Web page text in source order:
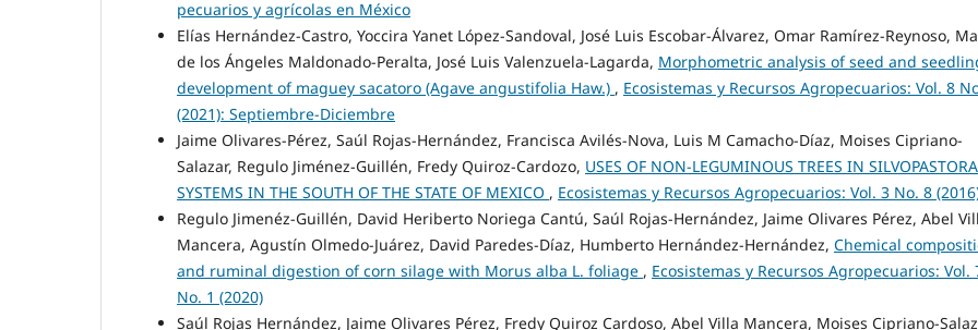
pecuarios y agrícolas en México
Elías Hernández-Castro, Yoccira Yanet López-Sandoval, José Luis Escobar-Álvarez, Omar Ramírez-Reynoso,
de los Ángeles Maldonado-Peralta, José Luis Valenzuela-Lagarda, Morphometric analysis of seed and
development of maguey sacatoro (Agave angustifolia Haw.) , Ecosistemas y Recursos Agropecuarios: Vol. 8
(2021): Septiembre-Diciembre
Jaime Olivares-Pérez, Saúl Rojas-Hernández, Francisca Avilés-Nova, Luis M Camacho-Díaz, Moises Cipriano-
Salazar, Regulo Jiménez-Guillén, Fredy Quiroz-Cardozo, USES OF NON-LEGUMINOUS TREES IN
SYSTEMS IN THE SOUTH OF THE STATE OF MEXICO , Ecosistemas y Recursos Agropecuarios: Vol. 3 No. 8
Regulo Jimenéz-Guillén, David Heriberto Noriega Cantú, Saúl Rojas-Hernández, Jaime Olivares Pérez, Abel
Mancera, Agustín Olmedo-Juárez, David Paredes-Díaz, Humberto Hernández-Hernández, Chemical
and ruminal digestion of corn silage with Morus alba L. foliage , Ecosistemas y Recursos Agropecuarios: Vol.
No. 1 (2020)
Saúl Rojas Hernández, Jaime Olivares Pérez, Fredy Quiroz Cardoso, Abel Villa Mancera, Moises Cipriano-